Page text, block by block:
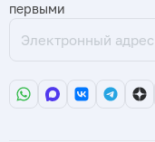
первыми